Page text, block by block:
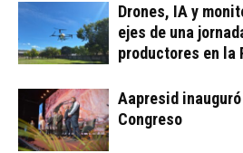
Drones, IA y
ejes de una
productores en la
Aapresid
Congreso